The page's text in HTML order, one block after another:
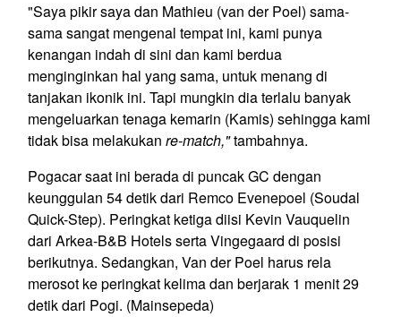
"Saya pikir saya dan Mathieu (van der Poel) sama-
sama sangat mengenal tempat ini, kami punya
kenangan indah di sini dan kami berdua
menginginkan hal yang sama, untuk menang di
tanjakan ikonik ini. Tapi mungkin dia terlalu banyak
mengeluarkan tenaga kemarin (Kamis) sehingga kami
tidak bisa melakukan re-match,"tambahnya.
Pogacar saat ini berada di puncak GC dengan
keunggulan 54 detik dari Remco Evenepoel (Soudal
Quick-Step). Peringkat ketiga diisi Kevin Vauquelin
dari Arkea-B&B Hotels serta Vingegaard di posisi
berikutnya. Sedangkan, Van der Poel harus rela
merosot ke peringkat kelima dan berjarak 1 menit 29
detik dari Pogi. (Mainsepeda)